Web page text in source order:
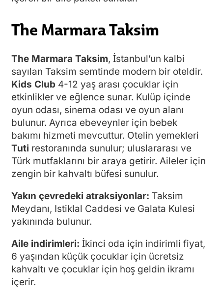
The Marmara Taksim
The Marmara Taksim, İstanbul’un kalbi
sayılan Taksim semtinde modern bir oteldir.
Kids Club 4-12 yaş arası çocuklar için
etkinlikler ve eğlence sunar. Kulüp içinde
oyun odası, sinema odası ve oyun alanı
bulunur. Ayrıca ebeveynler için bebek
bakımı hizmeti mevcuttur. Otelin yemekleri
Tuti restoranında sunulur; uluslararası ve
Türk mutfaklarını bir araya getirir. Aileler için
zengin bir kahvaltı büfesi sunulur.
Yakın çevredeki atraksiyonlar: Taksim
Meydanı, Istiklal Caddesi ve Galata Kulesi
yakınında bulunur.
Aile indirimleri: İkinci oda için indirimli fiyat,
6 yaşından küçük çocuklar için ücretsiz
kahvaltı ve çocuklar için hoş geldin ikramı
içerir.